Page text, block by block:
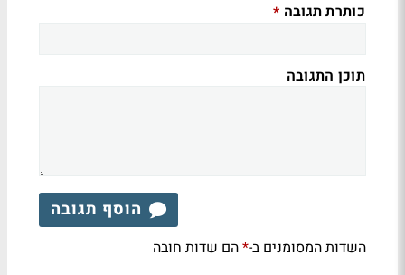
כותרת תגובה *
תוכן התגובה
הוסף תגובה
השדות המסומנים ב-*הם שדות חובה